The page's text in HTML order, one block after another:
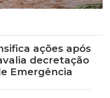
ações após
decretação
Emergência